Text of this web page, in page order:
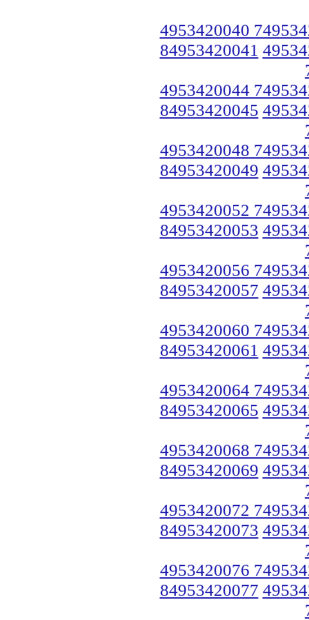
4953420040
84953420041
4953420044
84953420045
4953420048
84953420049
4953420052
84953420053
4953420056
84953420057
4953420060
84953420061
4953420064
84953420065
4953420068
84953420069
4953420072
84953420073
4953420076
84953420077